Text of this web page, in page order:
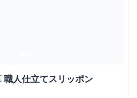
職人仕立てスリッポン